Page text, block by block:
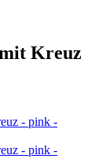
Kreuz